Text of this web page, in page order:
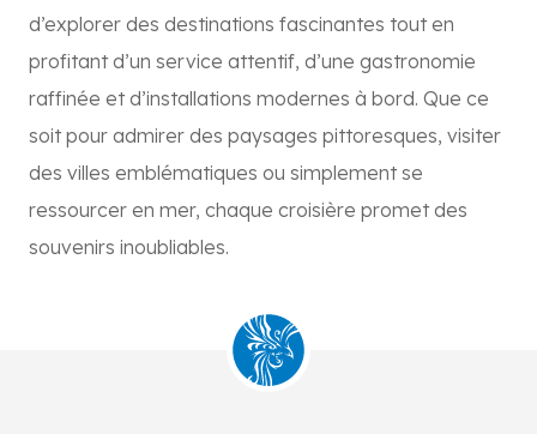
d’explorer des destinations fascinantes tout en
profitant d’un service attentif, d’une gastronomie
raffinée et d’installations modernes à bord. Que ce
soit pour admirer des paysages pittoresques, visiter
des villes emblématiques ou simplement se
ressourcer en mer, chaque croisière promet des
souvenirs inoubliables.